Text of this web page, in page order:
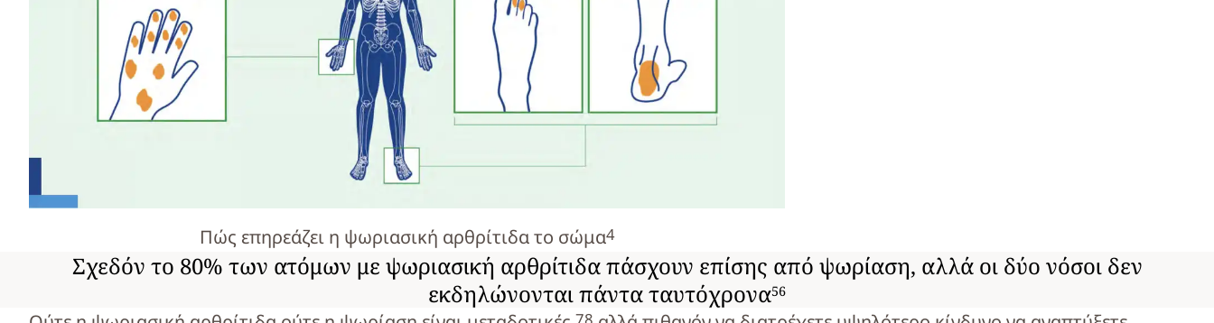
Πώς επηρεάζει η ψωριασική αρθρίτιδα το σώμα4
Σχεδόν το 80% των ατόμων με ψωριασική αρθρίτιδα πάσχουν επίσης από ψωρίαση, αλλά οι δύο νόσοι δεν
εκδηλώνονται πάντα ταυτόχρονα56
78